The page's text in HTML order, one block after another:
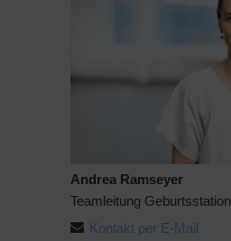
Andrea Ramseyer
Teamleitung Geburtsstation
Kontakt per E-Mail